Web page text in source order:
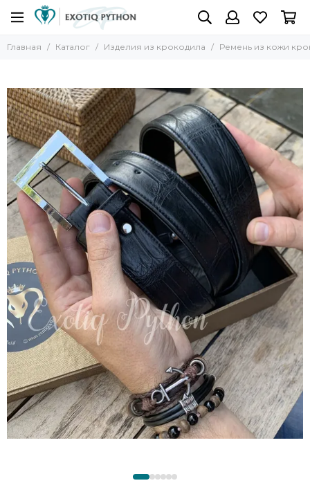
Главная Каталог Изделия из крокодила Ремень из кожи